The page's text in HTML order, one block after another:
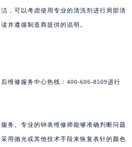
，可以考虑使用专业的清洗剂进行局部清
并遵循制造商提供的说明。
维修服务中心热线：400-606-8509进行
务。专业的钟表维修师能够准确判断问题
用抛光或其他技术手段来恢复表针的颜色